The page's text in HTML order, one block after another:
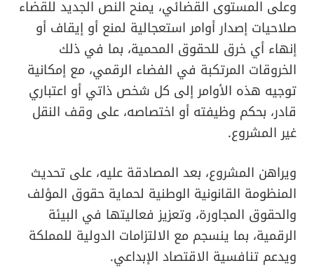
وعلى المستوى القضائي، يمنح النص الجديد للقضاء
صلاحيات إصدار أوامر استعجالية لمنع أو إيقاف أو
إنهاء أي خرق للحقوق المحمية، بما في ذلك
الخروقات المرتكبة في الفضاء الرقمي، مع إمكانية
توجيه هذه الأوامر إلى كل شخص ذاتي أو اعتباري
قادر، بحكم وظيفته أو اختصاصه، على وقف النقل
غير المشروع.
ويراهن المشروع، بعد المصادقة عليه، على تحديث
المنظومة القانونية الوطنية لحماية حقوق المؤلف
والحقوق المجاورة، وتعزيز فعاليتها في البيئة
الرقمية، بما ينسجم مع الالتزامات الدولية للمملكة
ويدعم تنافسية الاقتصاد الإبداعي.